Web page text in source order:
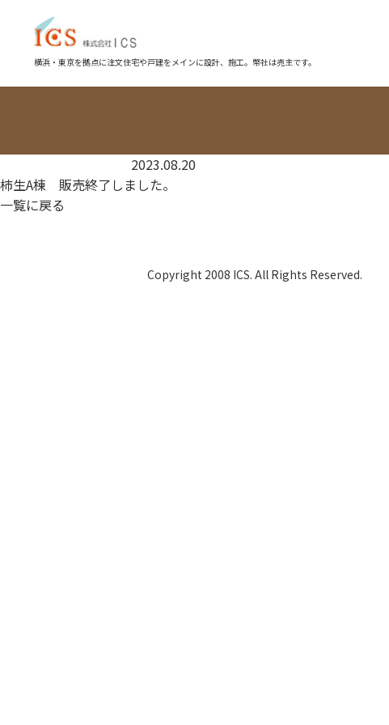
横浜・東京を拠点に注文住宅や戸建をメインに設計、施工。幣社は売主です。
2023.08.20
柿生A棟 販売終了しました。
一覧に戻る
Copyright 2008 ICS. All Rights Reserved.